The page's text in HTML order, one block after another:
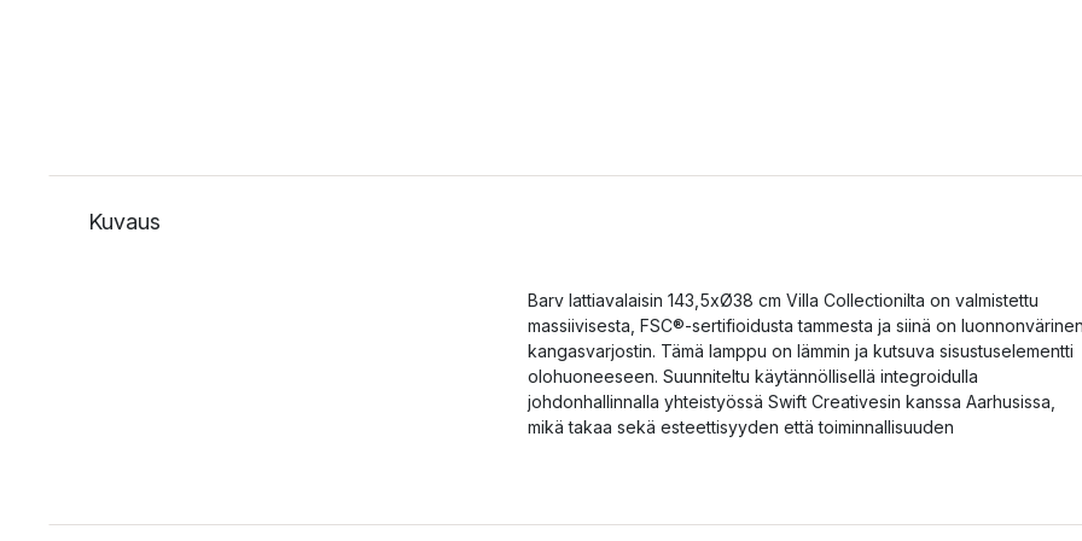
Kuvaus
Barv lattiavalaisin 143,5xØ38 cm Villa Collectionilta on valmistettu
massiivisesta, FSC®-sertifioidusta tammesta ja siinä on
kangasvarjostin. Tämä lamppu on lämmin ja kutsuva sisustuselementti
olohuoneeseen. Suunniteltu käytännöllisellä integroidulla
johdonhallinnalla yhteistyössä Swift Creativesin kanssa Aarhusissa,
mikä takaa sekä esteettisyyden että toiminnallisuuden